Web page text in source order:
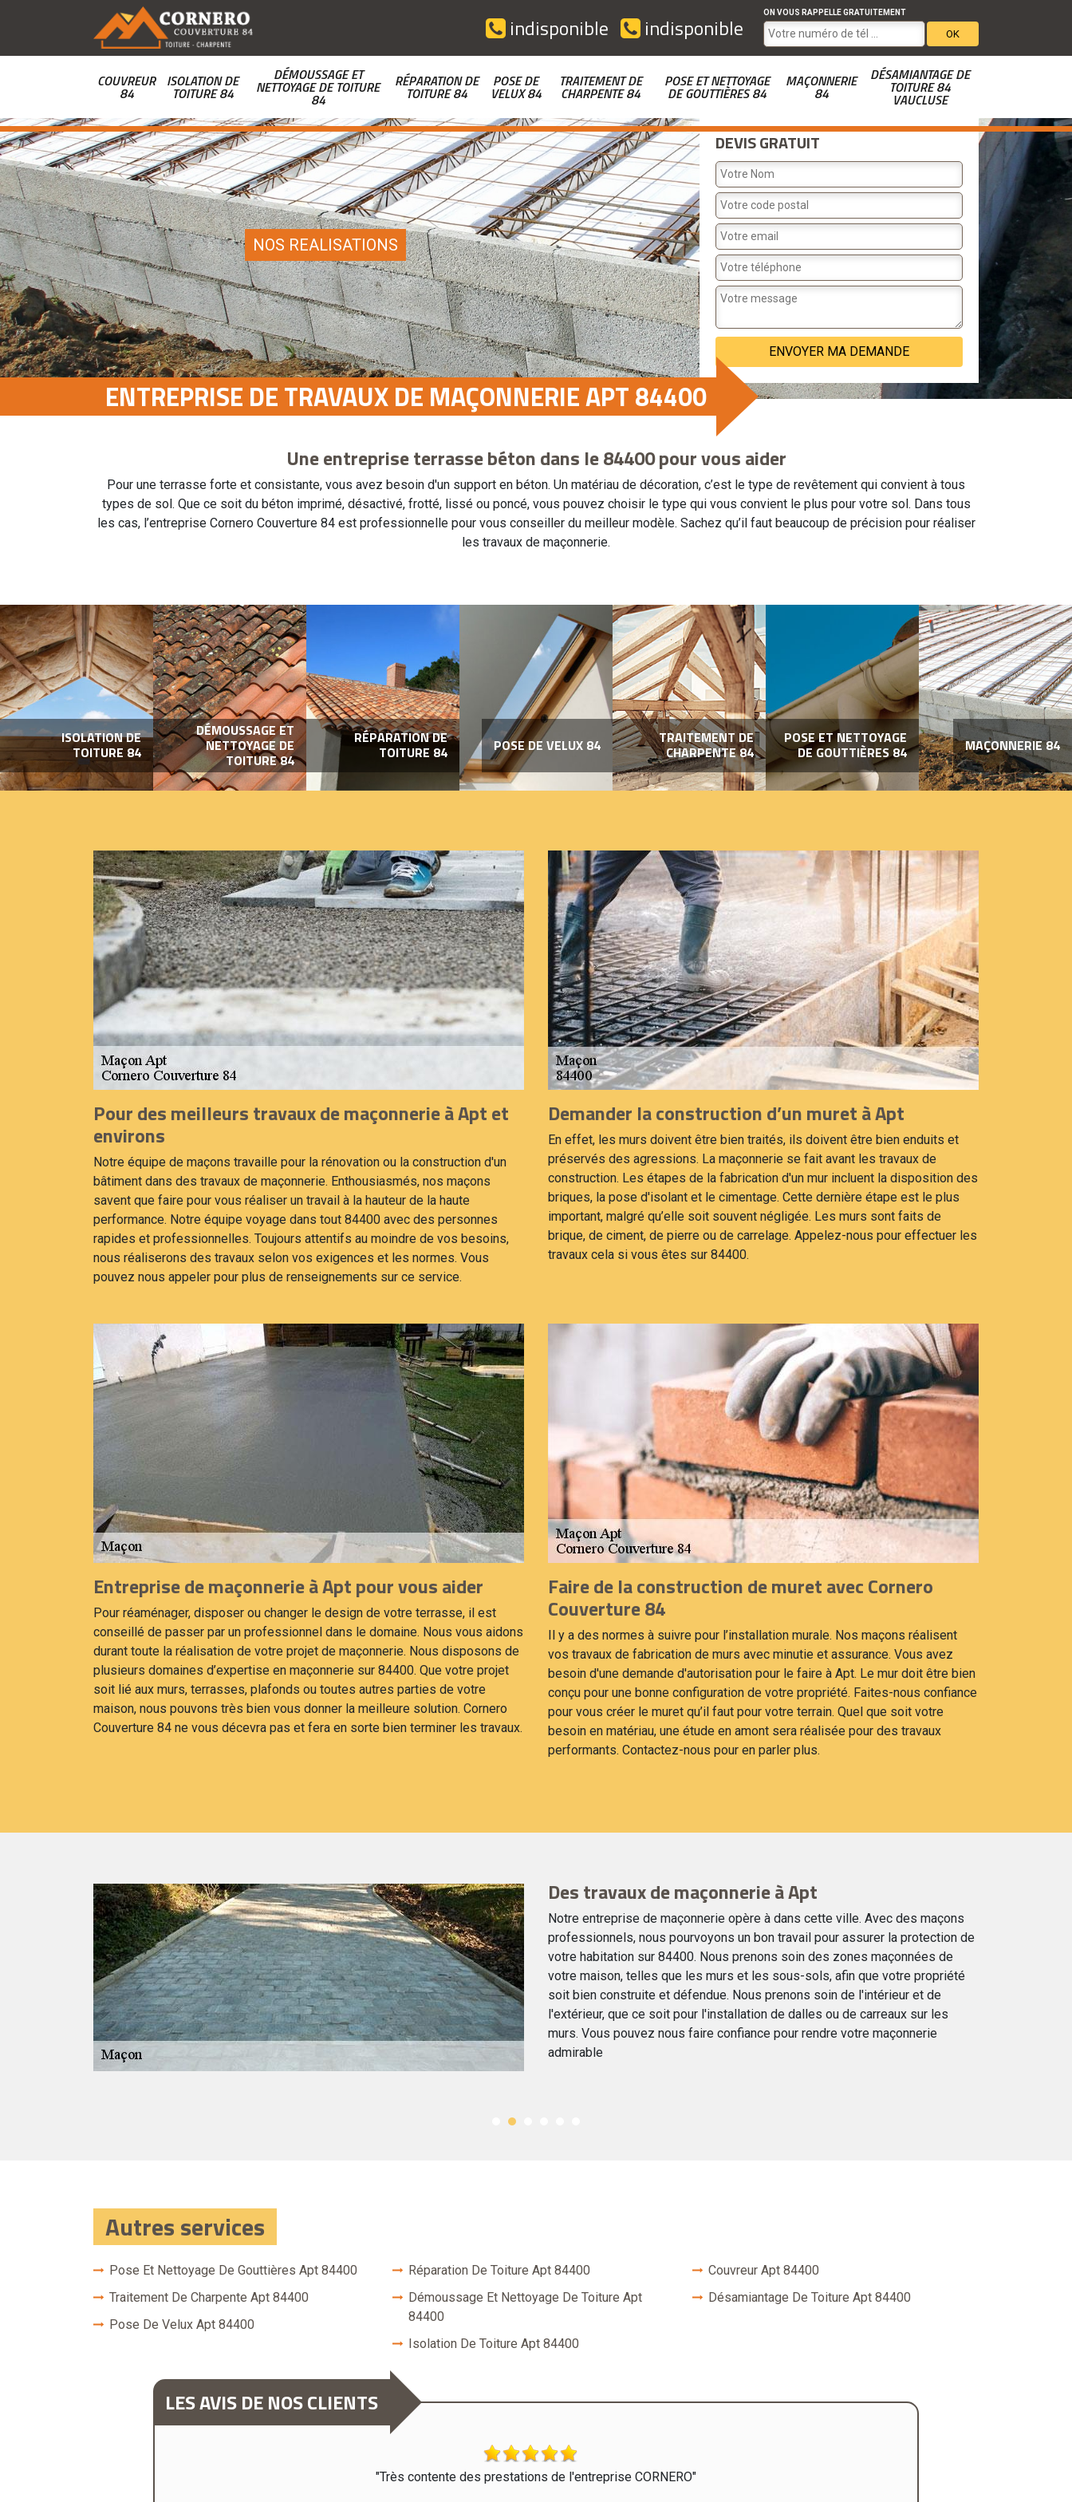
indisponible indisponible
ON VOUS RAPPELLE GRATUITEMENT
COUVREUR
84
ISOLATION DE
TOITURE 84
DÉMOUSSAGE ET
NETTOYAGE DE TOITURE
84
RÉPARATION DE
TOITURE 84
POSE DE
VELUX 84
TRAITEMENT DE
CHARPENTE 84
POSE ET NETTOYAGE
DE GOUTTIÈRES 84
MAÇONNERIE
84
DÉSAMIANTAGE DE
TOITURE 84
VAUCLUSE
NOS REALISATIONS
DEVIS GRATUIT
ENTREPRISE DE TRAVAUX DE MAÇONNERIE APT 84400
Une entreprise terrasse béton dans le 84400 pour vous aider
Pour une terrasse forte et consistante, vous avez besoin d'un support en béton. Un matériau de décoration, c’est le type de revêtement qui convient à tous
types de sol. Que ce soit du béton imprimé, désactivé, frotté, lissé ou poncé, vous pouvez choisir le type qui vous convient le plus pour votre sol. Dans tous
les cas, l’entreprise Cornero Couverture 84 est professionnelle pour vous conseiller du meilleur modèle. Sachez qu’il faut beaucoup de précision pour réaliser
les travaux de maçonnerie.
ISOLATION DE
TOITURE 84
DÉMOUSSAGE ET
NETTOYAGE DE
TOITURE 84
RÉPARATION DE
TOITURE 84 POSE DE VELUX 84 TRAITEMENT DE
CHARPENTE 84
POSE ET NETTOYAGE
DE GOUTTIÈRES 84 MAÇONNERIE 84
Pour des meilleurs travaux de maçonnerie à Apt et
environs
Notre équipe de maçons travaille pour la rénovation ou la construction d'un
bâtiment dans des travaux de maçonnerie. Enthousiasmés, nos maçons
savent que faire pour vous réaliser un travail à la hauteur de la haute
performance. Notre équipe voyage dans tout 84400 avec des personnes
rapides et professionnelles. Toujours attentifs au moindre de vos besoins,
nous réaliserons des travaux selon vos exigences et les normes. Vous
pouvez nous appeler pour plus de renseignements sur ce service.
Demander la construction d’un muret à Apt
En effet, les murs doivent être bien traités, ils doivent être bien enduits et
préservés des agressions. La maçonnerie se fait avant les travaux de
construction. Les étapes de la fabrication d'un mur incluent la disposition des
briques, la pose d'isolant et le cimentage. Cette dernière étape est le plus
important, malgré qu’elle soit souvent négligée. Les murs sont faits de
brique, de ciment, de pierre ou de carrelage. Appelez-nous pour effectuer les
travaux cela si vous êtes sur 84400.
Entreprise de maçonnerie à Apt pour vous aider
Pour réaménager, disposer ou changer le design de votre terrasse, il est
conseillé de passer par un professionnel dans le domaine. Nous vous aidons
durant toute la réalisation de votre projet de maçonnerie. Nous disposons de
plusieurs domaines d’expertise en maçonnerie sur 84400. Que votre projet
soit lié aux murs, terrasses, plafonds ou toutes autres parties de votre
maison, nous pouvons très bien vous donner la meilleure solution. Cornero
Couverture 84 ne vous décevra pas et fera en sorte bien terminer les travaux.
Faire de la construction de muret avec Cornero
Couverture 84
Il y a des normes à suivre pour l’installation murale. Nos maçons réalisent
vos travaux de fabrication de murs avec minutie et assurance. Vous avez
besoin d'une demande d'autorisation pour le faire à Apt. Le mur doit être bien
conçu pour une bonne configuration de votre propriété. Faites-nous confiance
pour vous créer le muret qu’il faut pour votre terrain. Quel que soit votre
besoin en matériau, une étude en amont sera réalisée pour des travaux
performants. Contactez-nous pour en parler plus.
Des travaux de maçonnerie à Apt
Notre entreprise de maçonnerie opère à dans cette ville. Avec des maçons
professionnels, nous pourvoyons un bon travail pour assurer la protection de
votre habitation sur 84400. Nous prenons soin des zones maçonnées de
votre maison, telles que les murs et les sous-sols, afin que votre propriété
soit bien construite et défendue. Nous prenons soin de l'intérieur et de
l'extérieur, que ce soit pour l'installation de dalles ou de carreaux sur les
murs. Vous pouvez nous faire confiance pour rendre votre maçonnerie
admirable
Autres services
Pose Et Nettoyage De Gouttières Apt 84400
Traitement De Charpente Apt 84400
Pose De Velux Apt 84400
Réparation De Toiture Apt 84400
Démoussage Et Nettoyage De Toiture Apt
84400
Isolation De Toiture Apt 84400
Couvreur Apt 84400
Désamiantage De Toiture Apt 84400
LES AVIS DE NOS CLIENTS
"Très contente des prestations de l'entreprise CORNERO"